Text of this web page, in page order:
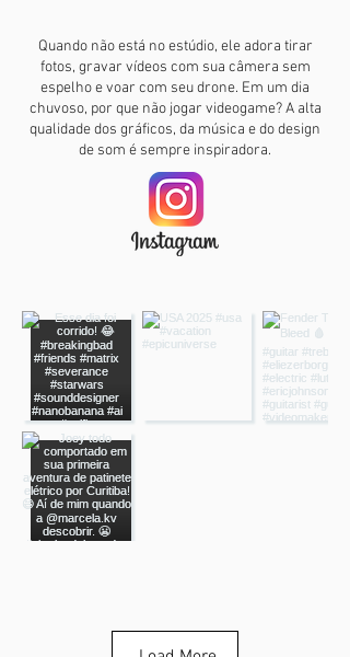
Quando não está no estúdio, ele adora tirar
fotos, gravar vídeos com sua câmera sem
espelho e voar com seu drone. Em um dia
chuvoso, por que não jogar videogame? A alta
qualidade dos gráficos, da música e do design
de som é sempre inspiradora.